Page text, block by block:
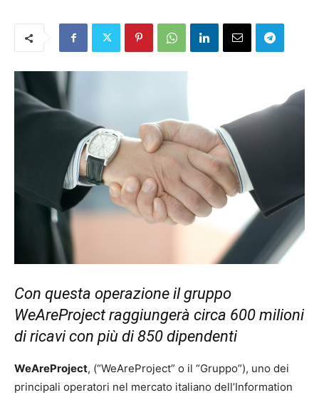
Con questa operazione il gruppo
WeAreProject raggiungerà circa 600 milioni
di ricavi con più di 850 dipendenti
WeAreProject, (“WeAreProject” o il “Gruppo”), uno dei
principali operatori nel mercato italiano dell’Information